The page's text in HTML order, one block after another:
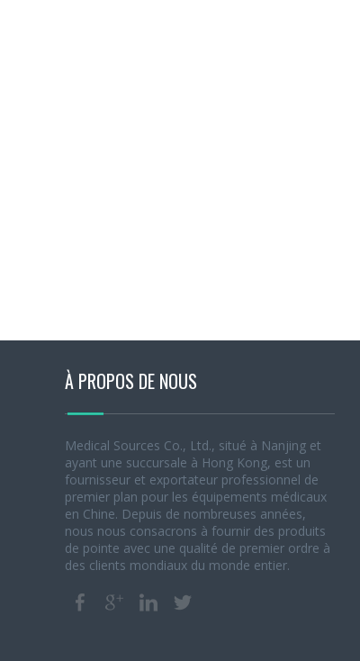
À PROPOS DE NOUS
Medical Sources Co., Ltd., situé à Nanjing et
ayant une succursale à Hong Kong, est un
fournisseur et exportateur professionnel de
premier plan pour les équipements médicaux
en Chine. Depuis de nombreuses années,
nous nous consacrons à fournir des produits
de pointe avec une qualité de premier ordre à
des clients mondiaux du monde entier.